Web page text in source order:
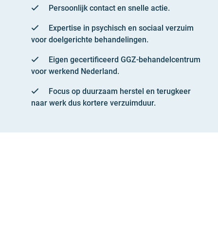
Persoonlijk contact en snelle actie.
Expertise in psychisch en sociaal verzuim
voor doelgerichte behandelingen.
Eigen gecertificeerd GGZ-behandelcentrum
voor werkend Nederland.
Focus op duurzaam herstel en terugkeer
naar werk dus kortere verzuimduur.